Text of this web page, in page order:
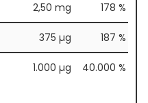
2,50 mg 178 %
375 µg 187 %
1.000 µg 40.000 %